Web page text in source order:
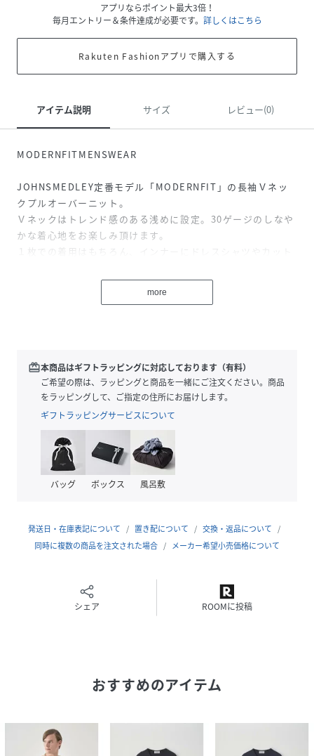
アプリならポイント最大3倍！
毎月エントリー＆条件達成が必要です。 詳しくはこちら
Rakuten Fashionアプリで購入する
アイテム説明 サイズ レビュー(0)
MODERNFITMENSWEAR
JOHNSMEDLEY定番モデル「MODERNFIT」の長袖Ｖネッ
クプルオーバーニット。
Ｖネックはトレンド感のある浅めに設定。30ゲージのしなや
かな着心地をお楽しみ頂けます。
１枚での着用はもちろん、インナーにドレスシャツやカット
ながらも、肩幅や着丈、腕周りに若干の余裕を持たせた定番
シリーズです。同シリーズでのツイン・アンサンブルでのご
着用もおすすめです。
-Fabric&Gauge-
ジョンスメドレーの代名詞でもあるハイゲージの30Gニッ
ト。薄手でやや透けのある上品な質感。ハイゲージになれば
なるほど生産には高度なテクニックを必要とします。
ーアイランドコットン）」を使用。シルクのような光沢とカ
シミアのような肌触りをあわせ持つ最高級天然素材です。
modelheight186cm／Ｌサイズ着用
S、M、L、XL
品番
KJ4530_OSMONDFNV
more
redeem本商品はギフトラッピングに対応しております（有料）
ご希望の際は、ラッピングと商品を一緒にご注文ください。商品
をラッピングして、ご指定の住所にお届けします。
ギフトラッピングサービスについて
バッグ ボックス 風呂敷
発送日・在庫表記について 置き配について
交換・返品について
同時に複数の商品を注文された場合
メーカー希望小売価格について
シェア ROOMに投稿
おすすめのアイテム